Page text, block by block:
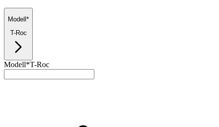
Modell*
T-Roc
Modell*T-Roc